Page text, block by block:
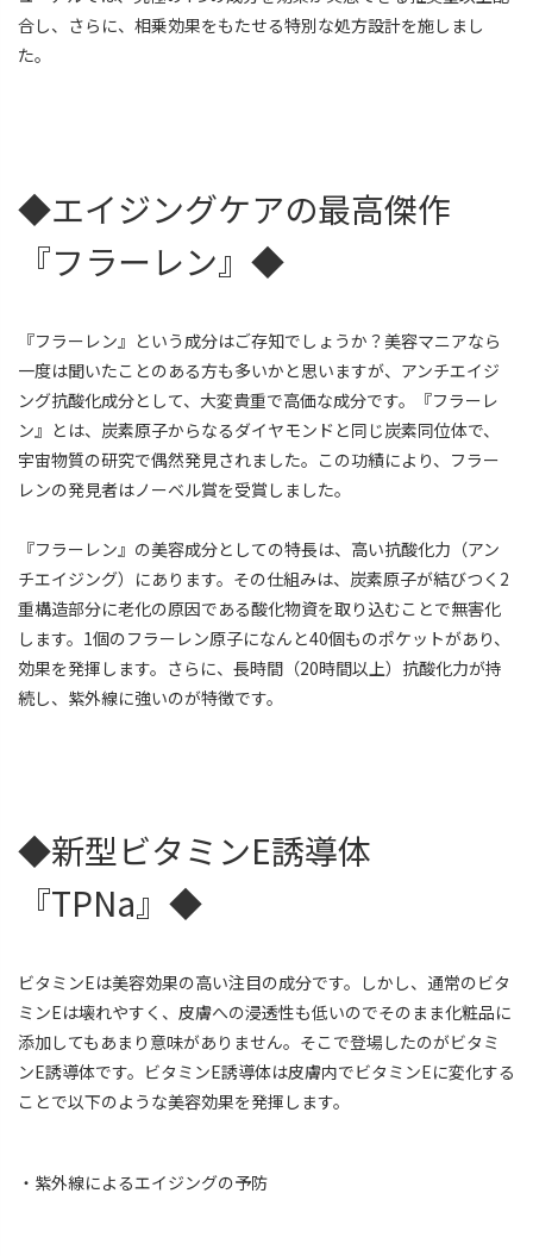
合し、さらに、相乗効果をもたせる特別な処方設計を施しまし
た。
◆エイジングケアの最高傑作
『フラーレン』◆
『フラーレン』という成分はご存知でしょうか？美容マニアなら
一度は聞いたことのある方も多いかと思いますが、アンチエイジ
ング抗酸化成分として、大変貴重で高価な成分です。『フラーレ
ン』とは、炭素原子からなるダイヤモンドと同じ炭素同位体で、
宇宙物質の研究で偶然発見されました。この功績により、フラー
レンの発見者はノーベル賞を受賞しました。
『フラーレン』の美容成分としての特長は、高い抗酸化力（アン
チエイジング）にあります。その仕組みは、炭素原子が結びつく2
重構造部分に老化の原因である酸化物資を取り込むことで無害化
します。1個のフラーレン原子になんと40個ものポケットがあり、
効果を発揮します。さらに、長時間（20時間以上）抗酸化力が持
続し、紫外線に強いのが特徴です。
◆新型ビタミンE誘導体
『TPNa』◆
ビタミンEは美容効果の高い注目の成分です。しかし、通常のビタ
ミンEは壊れやすく、皮膚への浸透性も低いのでそのまま化粧品に
添加してもあまり意味がありません。そこで登場したのがビタミ
ンE誘導体です。ビタミンE誘導体は皮膚内でビタミンEに変化する
ことで以下のような美容効果を発揮します。
・紫外線によるエイジングの予防